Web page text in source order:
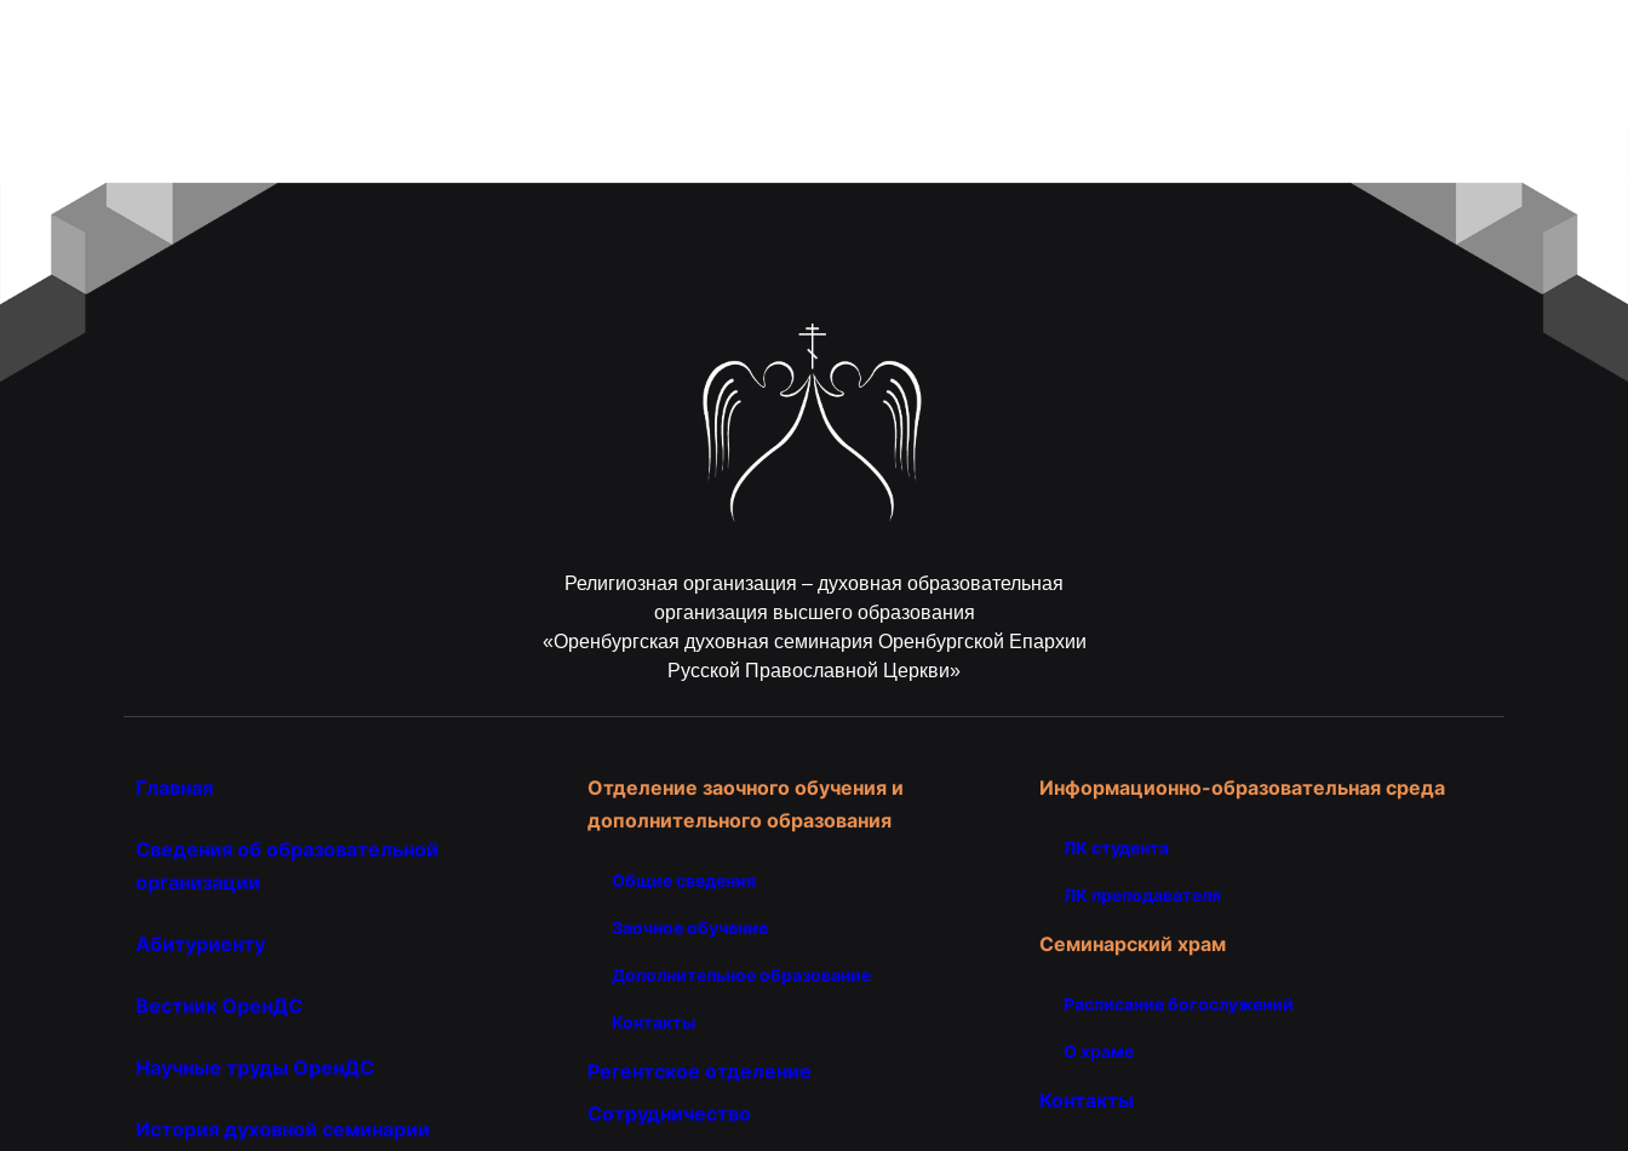
Религиозная организация – духовная образовательная
организация высшего образования
«Оренбургская духовная семинария Оренбургской Епархии
Русской Православной Церкви»
Главная
Сведения об образовательной
организации
Абитуриенту
Вестник ОренДС
Научные труды ОренДС
История духовной семинарии
Отделение заочного обучения и
дополнительного образования
Общие сведения
Заочное обучение
Дополнительное образование
Контакты
Регентское отделение
Сотрудничество
Информационно-образовательная среда
ЛК студента
ЛК преподавателя
Семинарский храм
Расписание богослужений
О храме
Контакты